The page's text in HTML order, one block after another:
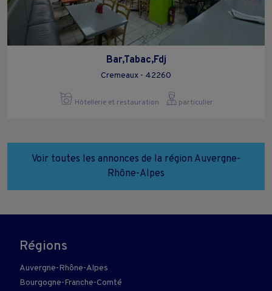
Bar,Tabac,Fdj
Cremeaux - 42260
Hôtellerie et restauration particulier
Voir toutes les annonces de la région Auvergne-
Rhône-Alpes
Régions
Auvergne-Rhône-Alpes
Bourgogne-Franche-Comté